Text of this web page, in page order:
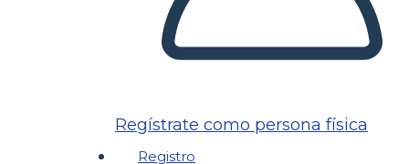
Regístrate como persona física
Registro